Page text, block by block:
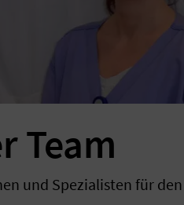
Team
und Spezialisten für